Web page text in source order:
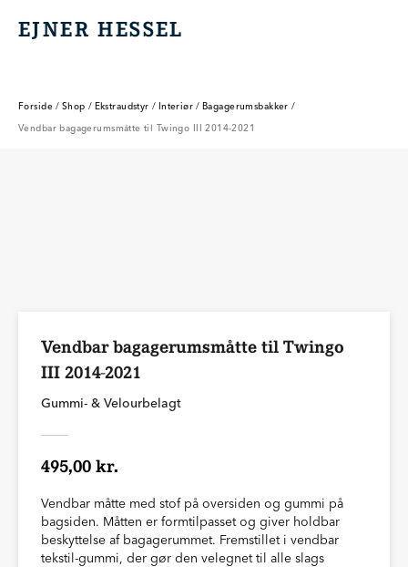
EJNER HESSEL
EJNER HESSEL
Forside / Shop / Ekstraudstyr / Interiør / Bagagerumsbakker /
Vendbar bagagerumsmåtte til Twingo III 2014-2021
Vendbar bagagerumsmåtte til Twingo
III 2014-2021
Gummi- & Velourbelagt
495,00 kr.
Vendbar måtte med stof på oversiden og gummi på
bagsiden. Måtten er formtilpasset og giver holdbar
beskyttelse af bagagerummet. Fremstillet i vendbar
tekstil-gummi, der gør den velegnet til alle slags